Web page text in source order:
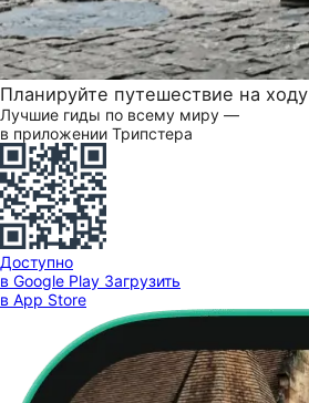
Планируйте путешествие на ходу
Лучшие гиды по всему миру —
в приложении Трипстера
Доступно
в Google Play Загрузить
в App Store